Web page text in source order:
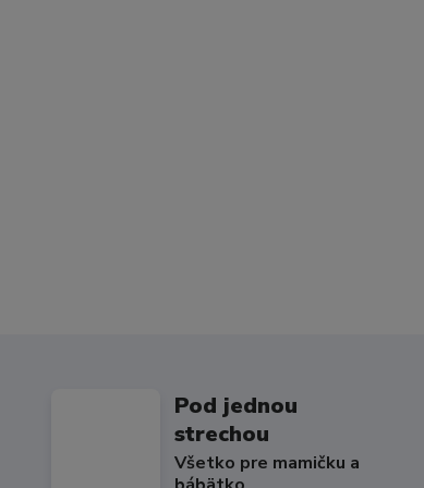
Pod jednou
strechou
Všetko pre mamičku a